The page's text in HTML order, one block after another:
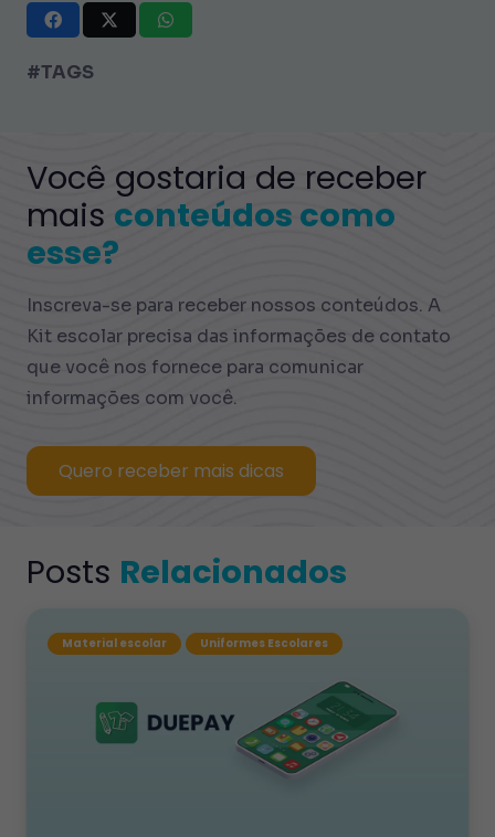
#TAGS
Você gostaria de receber
mais conteúdos como
esse?
Inscreva-se para receber nossos conteúdos. A
Kit escolar precisa das informações de contato
que você nos fornece para comunicar
informações com você.
Quero receber mais dicas
Posts Relacionados
Material escolar Uniformes Escolares